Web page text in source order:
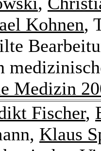
Kohnen,
Medizin
Fischer,
Klaus